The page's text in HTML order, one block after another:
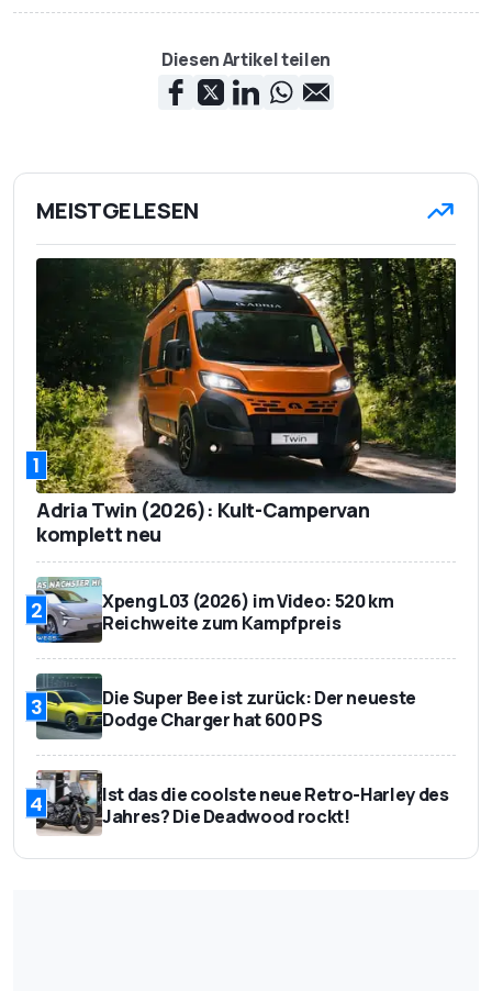
Diesen Artikel teilen
MEISTGELESEN
1
Adria Twin (2026): Kult-Campervan
komplett neu
2
Xpeng L03 (2026) im Video: 520 km
Reichweite zum Kampfpreis
3
Die Super Bee ist zurück: Der neueste
Dodge Charger hat 600 PS
4
Ist das die coolste neue Retro-Harley des
Jahres? Die Deadwood rockt!